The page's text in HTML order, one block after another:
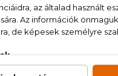
tonkabab,
(FRAGRANCE),